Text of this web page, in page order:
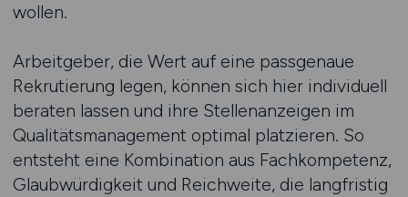
wollen.
Arbeitgeber, die Wert auf eine passgenaue
Rekrutierung legen, können sich hier individuell
beraten lassen und ihre Stellenanzeigen im
Qualitätsmanagement optimal platzieren. So
entsteht eine Kombination aus Fachkompetenz,
Glaubwürdigkeit und Reichweite, die langfristig